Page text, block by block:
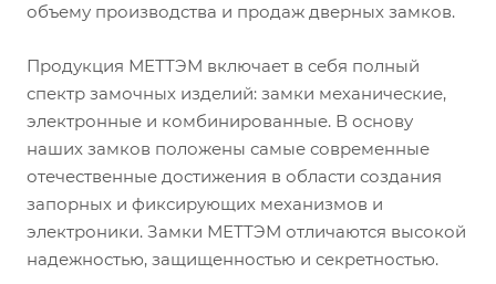
объему производства и продаж дверных замков.
Продукция МЕТТЭМ включает в себя полный
спектр замочных изделий: замки механические,
электронные и комбинированные. В основу
наших замков положены самые современные
отечественные достижения в области создания
запорных и фиксирующих механизмов и
электроники. Замки МЕТТЭМ отличаются высокой
надежностью, защищенностью и секретностью.